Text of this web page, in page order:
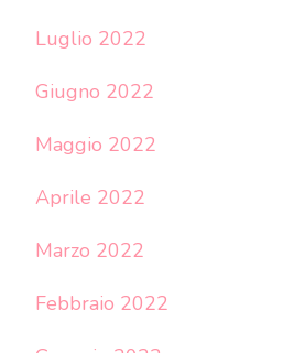
Luglio 2022
Giugno 2022
Maggio 2022
Aprile 2022
Marzo 2022
Febbraio 2022